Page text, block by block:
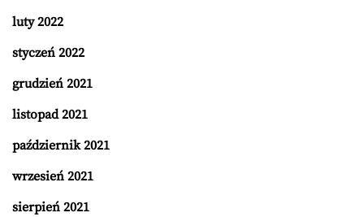
luty 2022
styczeń 2022
grudzień 2021
listopad 2021
październik 2021
wrzesień 2021
sierpień 2021